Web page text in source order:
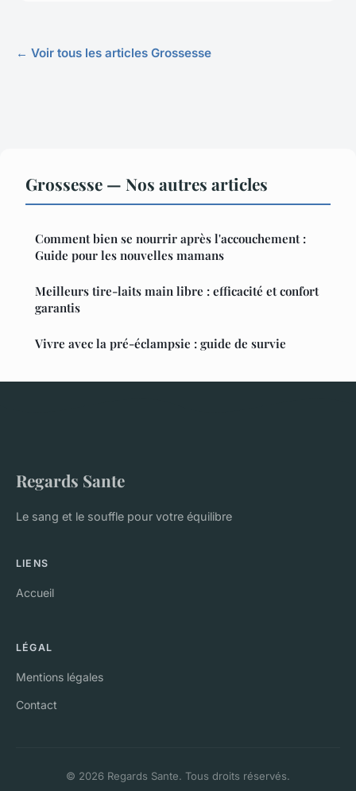
← Voir tous les articles Grossesse
Grossesse — Nos autres articles
Comment bien se nourrir après l'accouchement :
Guide pour les nouvelles mamans
Meilleurs tire-laits main libre : efficacité et confort
garantis
Vivre avec la pré-éclampsie : guide de survie
Regards Sante
Le sang et le souffle pour votre équilibre
LIENS
Accueil
LÉGAL
Mentions légales
Contact
© 2026 Regards Sante. Tous droits réservés.